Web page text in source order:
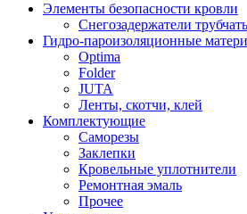
Элементы безопасности кровли
Снегозадержатели
Гидро-пароизоляционные
Optima
Folder
JUTA
Ленты, скотчи, клей
Комплектующие
Саморезы
Заклепки
Кровельные уплотнители
Ремонтная эмаль
Прочее